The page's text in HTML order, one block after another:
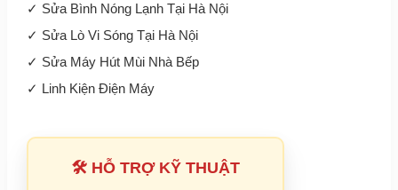
✓ Sửa Bình Nóng Lạnh Tại Hà Nội
✓ Sửa Lò Vi Sóng Tại Hà Nội
✓ Sửa Máy Hút Mùi Nhà Bếp
✓ Linh Kiện Điện Máy
🛠 HỖ TRỢ KỸ THUẬT